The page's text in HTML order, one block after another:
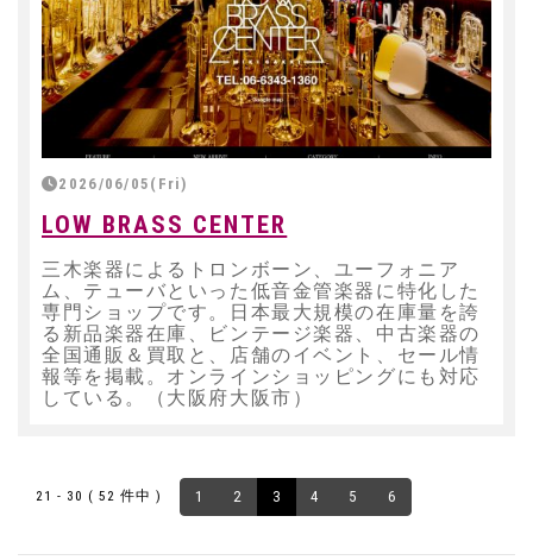
2026/06/05(Fri)
LOW BRASS CENTER
三木楽器によるトロンボーン、ユーフォニア
ム、テューバといった低音金管楽器に特化した
専門ショップです。日本最大規模の在庫量を誇
る新品楽器在庫、ビンテージ楽器、中古楽器の
全国通販＆買取と、店舗のイベント、セール情
報等を掲載。オンラインショッピングにも対応
している。（大阪府大阪市）
21 - 30 ( 52 件中 ) 1 2 3 4 5 6